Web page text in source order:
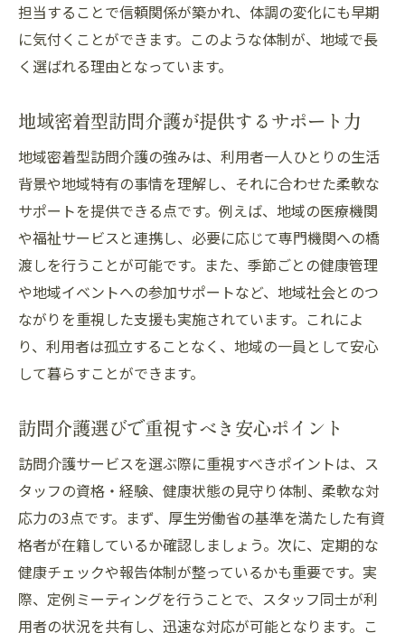
担当することで信頼関係が築かれ、体調の変化にも早期
に気付くことができます。このような体制が、地域で長
く選ばれる理由となっています。
地域密着型訪問介護が提供するサポート力
地域密着型訪問介護の強みは、利用者一人ひとりの生活
背景や地域特有の事情を理解し、それに合わせた柔軟な
サポートを提供できる点です。例えば、地域の医療機関
や福祉サービスと連携し、必要に応じて専門機関への橋
渡しを行うことが可能です。また、季節ごとの健康管理
や地域イベントへの参加サポートなど、地域社会とのつ
ながりを重視した支援も実施されています。これによ
り、利用者は孤立することなく、地域の一員として安心
して暮らすことができます。
訪問介護選びで重視すべき安心ポイント
訪問介護サービスを選ぶ際に重視すべきポイントは、ス
タッフの資格・経験、健康状態の見守り体制、柔軟な対
応力の3点です。まず、厚生労働省の基準を満たした有資
格者が在籍しているか確認しましょう。次に、定期的な
健康チェックや報告体制が整っているかも重要です。実
際、定例ミーティングを行うことで、スタッフ同士が利
用者の状況を共有し、迅速な対応が可能となります。こ